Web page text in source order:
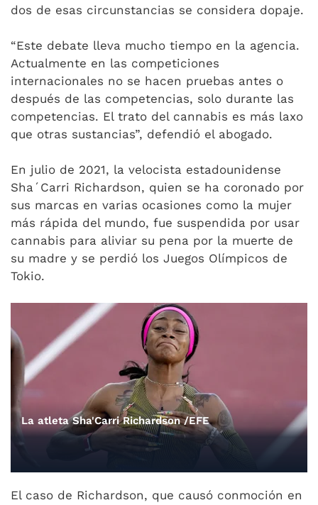
dos de esas circunstancias se considera dopaje.
“Este debate lleva mucho tiempo en la agencia.
Actualmente en las competiciones
internacionales no se hacen pruebas antes o
después de las competencias, solo durante las
competencias. El trato del cannabis es más laxo
que otras sustancias”, defendió el abogado.
En julio de 2021, la velocista estadounidense
Sha´Carri Richardson, quien se ha coronado por
sus marcas en varias ocasiones como la mujer
más rápida del mundo, fue suspendida por usar
cannabis para aliviar su pena por la muerte de
su madre y se perdió los Juegos Olímpicos de
Tokio.
La atleta Sha'Carri Richardson /EFE
El caso de Richardson, que causó conmoción en